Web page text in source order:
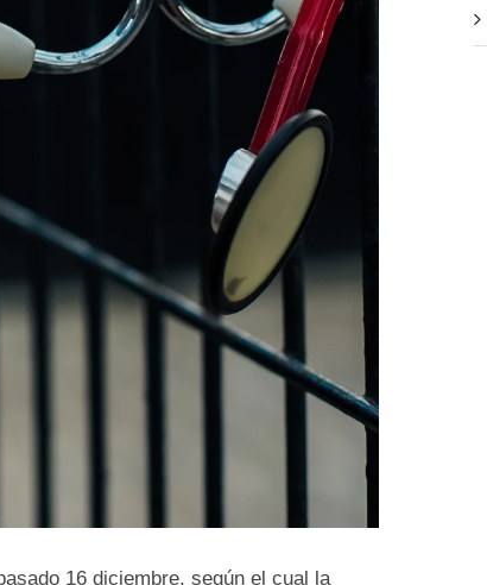
16 diciembre, según el cual la